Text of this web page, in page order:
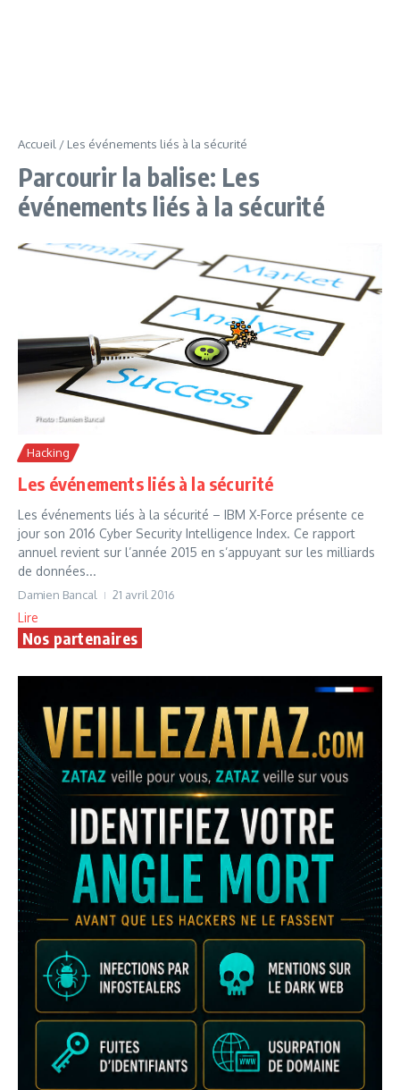
Accueil / Les événements liés à la sécurité
Parcourir la balise: Les
événements liés à la sécurité
Hacking
Les événements liés à la sécurité
Les événements liés à la sécurité – IBM X-Force présente ce
jour son 2016 Cyber Security Intelligence Index. Ce rapport
annuel revient sur l’année 2015 en s’appuyant sur les milliards
de données...
Damien Bancal 21 avril 2016
Lire
Nos partenaires